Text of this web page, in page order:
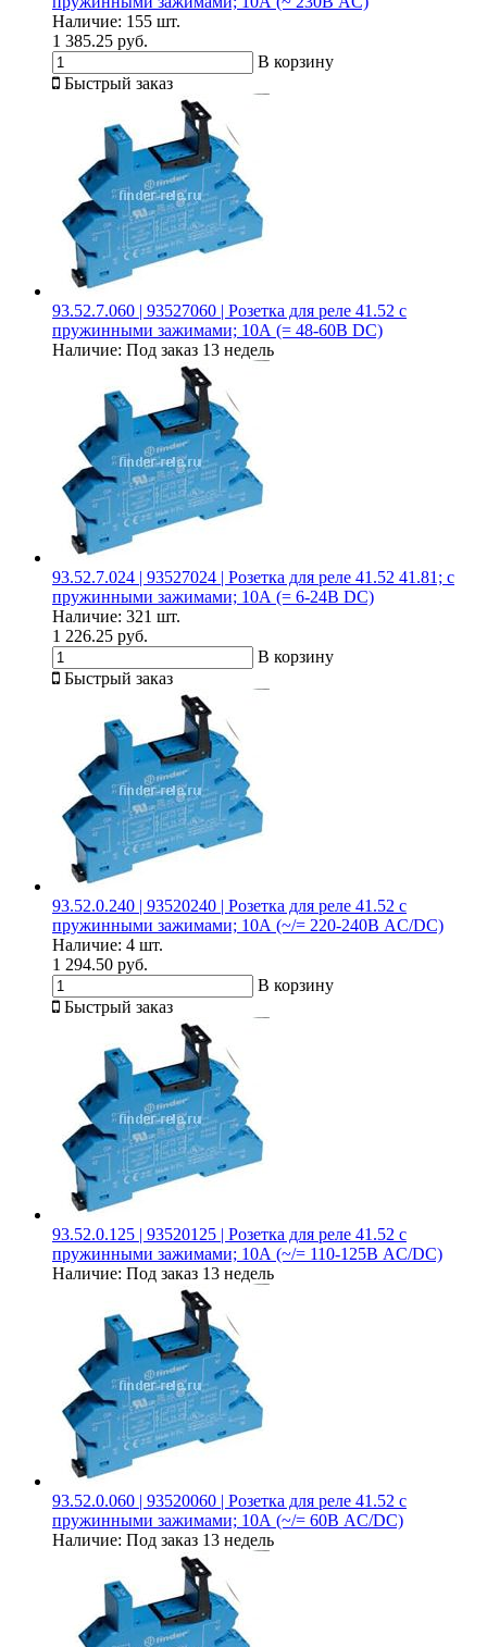
Наличие: 155 шт.
1 385.25 руб.
В корзину
Быстрый заказ
93.52.7.060 | 93527060 | Розетка для реле 41.52 с
пружинными зажимами; 10А (= 48-60В DC)
Наличие: Под заказ 13 недель
93.52.7.024 | 93527024 | Розетка для реле 41.52 41.81; с
пружинными зажимами; 10А (= 6-24В DC)
Наличие: 321 шт.
1 226.25 руб.
В корзину
Быстрый заказ
93.52.0.240 | 93520240 | Розетка для реле 41.52 с
пружинными зажимами; 10А (~/= 220-240В AC/DC)
Наличие: 4 шт.
1 294.50 руб.
В корзину
Быстрый заказ
93.52.0.125 | 93520125 | Розетка для реле 41.52 с
пружинными зажимами; 10А (~/= 110-125В AC/DC)
Наличие: Под заказ 13 недель
93.52.0.060 | 93520060 | Розетка для реле 41.52 с
пружинными зажимами; 10А (~/= 60В AC/DC)
Наличие: Под заказ 13 недель